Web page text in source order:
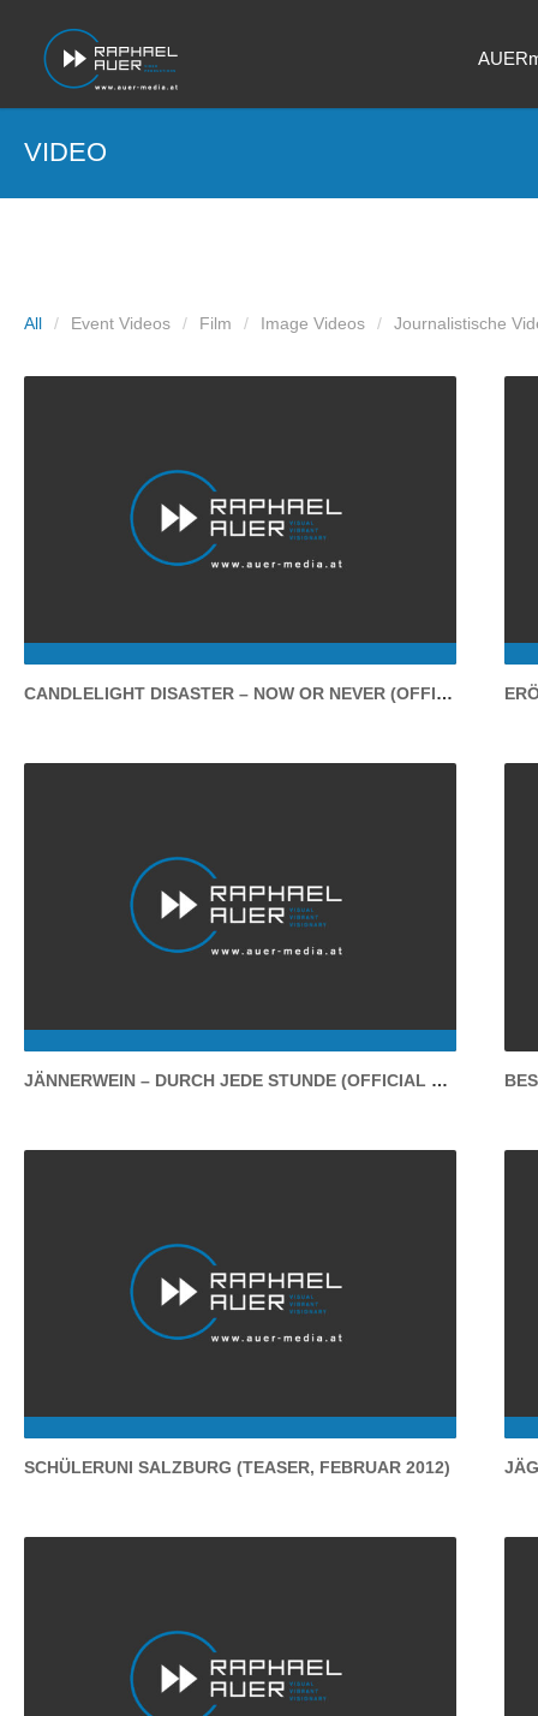
VIDEO
All Event Videos Film Image Videos Journalistische
Candlelight Disaster – Now or Never
CANDLELIGHT DISASTER – NOW OR NEVER (OFFICIAL VIDEO)
Jännerwein – Durch Jede Stunde
JÄNNERWEIN – DURCH JEDE STUNDE (OFFICIAL VIDEO)
Schüleruni Salzburg (Teaser, Februar
SCHÜLERUNI SALZBURG (TEASER, FEBRUAR 2012)